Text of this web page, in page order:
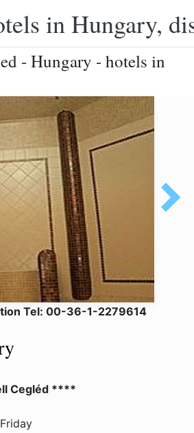
in Hungary,
- Hungary - hotels in
Tel: 00-36-1-2279614
Cegléd ****
Friday